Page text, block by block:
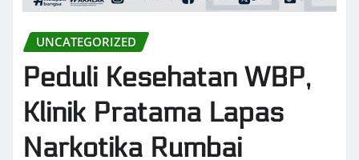
UNCATEGORIZED
Peduli Kesehatan WBP,
Klinik Pratama Lapas
Narkotika Rumbai